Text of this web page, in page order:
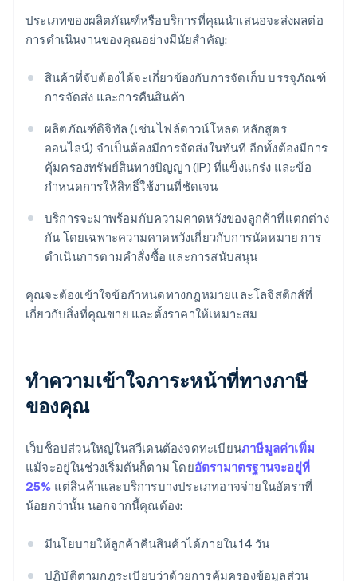
ประเภทของผลิตภัณฑ์หรือบริการที่คุณนำเสนอจะส่งผลต่อ
การดำเนินงานของคุณอย่างมีนัยสำคัญ:
สินค้าที่จับต้องได้จะเกี่ยวข้องกับการจัดเก็บ บรรจุภัณฑ์
การจัดส่ง และการคืนสินค้า
ผลิตภัณฑ์ดิจิทัล (เช่น ไฟล์ดาวน์โหลด หลักสูตร
ออนไลน์) จำเป็นต้องมีการจัดส่งในทันที อีกทั้งต้องมีการ
คุ้มครองทรัพย์สินทางปัญญา (IP) ที่แข็งแกร่ง และข้อ
กำหนดการให้สิทธิ์ใช้งานที่ชัดเจน
บริการจะมาพร้อมกับความคาดหวังของลูกค้าที่แตกต่าง
กัน โดยเฉพาะความคาดหวังเกี่ยวกับการนัดหมาย การ
ดำเนินการตามคำสั่งซื้อ และการสนับสนุน
คุณจะต้องเข้าใจข้อกำหนดทางกฎหมายและโลจิสติกส์ที่
เกี่ยวกับสิ่งที่คุณขาย และตั้งราคาให้เหมาะสม
ทำความเข้าใจภาระหน้าที่ทางภาษี
ของคุณ
เว็บช็อปส่วนใหญ่ในสวีเดนต้องจดทะเบียนภาษีมูลค่าเพิ่ม
แม้จะอยู่ในช่วงเริ่มต้นก็ตาม โดยอัตรามาตรฐานจะอยู่ที่
25% แต่สินค้าและบริการบางประเภทอาจจ่ายในอัตราที่
น้อยกว่านั้น นอกจากนี้คุณต้อง:
มีนโยบายให้ลูกค้าคืนสินค้าได้ภายใน 14 วัน
ปฏิบัติตามกฎระเบียบว่าด้วยการคุ้มครองข้อมูลส่วน